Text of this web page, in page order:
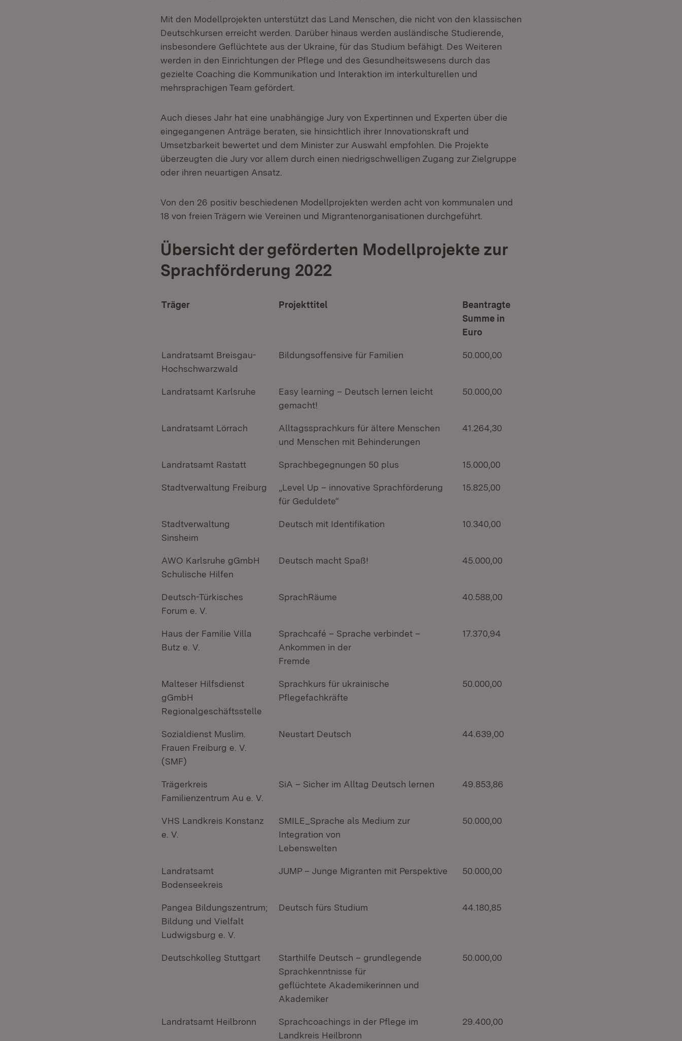
Mit den Modellprojekten unterstützt das Land Menschen, die nicht von den klassischen
Deutschkursen erreicht werden. Darüber hinaus werden ausländische Studierende,
insbesondere Geflüchtete aus der Ukraine, für das Studium befähigt. Des Weiteren
werden in den Einrichtungen der Pflege und des Gesundheitswesens durch das
gezielte Coaching die Kommunikation und Interaktion im interkulturellen und
mehrsprachigen Team gefördert.
Auch dieses Jahr hat eine unabhängige Jury von Expertinnen und Experten über die
eingegangenen Anträge beraten, sie hinsichtlich ihrer Innovationskraft und
Umsetzbarkeit bewertet und dem Minister zur Auswahl empfohlen. Die Projekte
überzeugten die Jury vor allem durch einen niedrigschwelligen Zugang zur Zielgruppe
oder ihren neuartigen Ansatz.
Von den 26 positiv beschiedenen Modellprojekten werden acht von kommunalen und
18 von freien Trägern wie Vereinen und Migrantenorganisationen durchgeführt.
Übersicht der geförderten Modellprojekte zur
Sprachförderung 2022
Träger Projekttitel
Beantragte
Summe in
Euro
Landratsamt Breisgau-
Hochschwarzwald
Bildungsoffensive für Familien 50.000,00
Landratsamt Karlsruhe
Easy learning – Deutsch lernen leicht
gemacht!
50.000,00
Landratsamt Lörrach
Alltagssprachkurs für ältere Menschen
und Menschen mit Behinderungen
41.264,30
Landratsamt Rastatt Sprachbegegnungen 50 plus 15.000,00
Stadtverwaltung Freiburg
„Level Up – innovative Sprachförderung
für Geduldete“
15.825,00
Stadtverwaltung
Sinsheim
Deutsch mit Identifikation 10.340,00
AWO Karlsruhe gGmbH
Schulische Hilfen
Deutsch macht Spaß! 45.000,00
Deutsch-Türkisches
Forum e. V.
SprachRäume 40.588,00
Haus der Familie Villa
Butz e. V.
Sprachcafé – Sprache verbindet –
Ankommen in der
Fremde
17.370,94
Malteser Hilfsdienst
gGmbH
Regionalgeschäftsstelle
Sprachkurs für ukrainische
Pflegefachkräfte
50.000,00
Sozialdienst Muslim.
Frauen Freiburg e. V.
(SMF)
Neustart Deutsch 44.639,00
Trägerkreis
Familienzentrum Au e. V.
SiA – Sicher im Alltag Deutsch lernen 49.853,86
VHS Landkreis Konstanz
e. V.
SMILE_Sprache als Medium zur
Integration von
Lebenswelten
50.000,00
Landratsamt
Bodenseekreis
JUMP – Junge Migranten mit Perspektive 50.000,00
Pangea Bildungszentrum;
Bildung und Vielfalt
Ludwigsburg e. V.
Deutsch fürs Studium 44.180,85
Deutschkolleg Stuttgart
Starthilfe Deutsch – grundlegende
Sprachkenntnisse für
geflüchtete Akademikerinnen und
Akademiker
50.000,00
Landratsamt Heilbronn
Sprachcoachings in der Pflege im
Landkreis Heilbronn
29.400,00